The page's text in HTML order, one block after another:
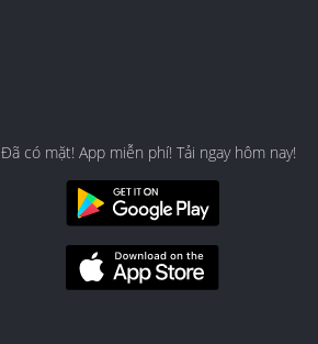
Đã có mặt! App miễn phí! Tải ngay hôm nay!